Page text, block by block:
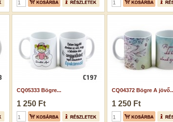
CQ05333 Bögre...
1 250 Ft
CQ04372 Bögre A
1 250 Ft